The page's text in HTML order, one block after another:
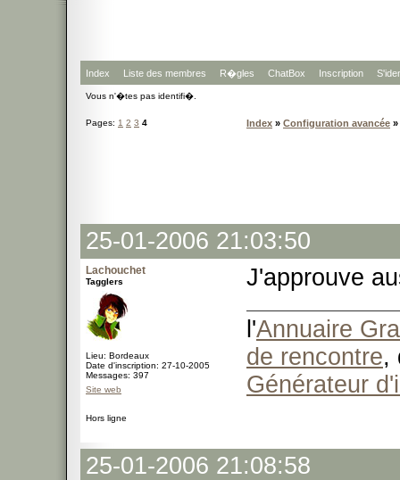
Index Liste des membres R�gles ChatBox Inscription
Vous n'�tes pas identifi�.
Pages: 1 2 3 4 Index » Configuration avancée
25-01-2006 21:03:50
Lachouchet
Tagglers
Lieu: Bordeaux
Date d'inscription: 27-10-2005
Messages: 397
Site web
J'approuve
l'Annuaire
de rencontre,
Générateur
Hors ligne
25-01-2006 21:08:58